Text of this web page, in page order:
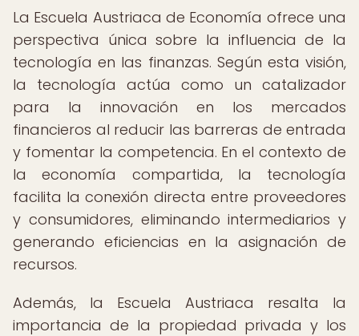
La Escuela Austriaca de Economía ofrece una
perspectiva única sobre la influencia de la
tecnología en las finanzas. Según esta visión,
la tecnología actúa como un catalizador
para la innovación en los mercados
financieros al reducir las barreras de entrada
y fomentar la competencia. En el contexto de
la economía compartida, la tecnología
facilita la conexión directa entre proveedores
y consumidores, eliminando intermediarios y
generando eficiencias en la asignación de
recursos.
Además, la Escuela Austriaca resalta la
importancia de la propiedad privada y los